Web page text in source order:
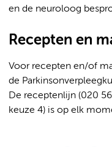
en de neuroloog
Recepten en
Voor recepten en/of
de
De receptenlijn (020
keuze 4) is op elk